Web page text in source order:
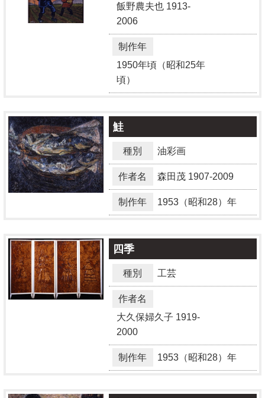
飯野農夫也 1913-
2006
制作年
1950年頃（昭和25年
頃）
鮭
種別 油彩画
作者名 森田茂 1907-2009
制作年 1953（昭和28）年
四季
種別 工芸
作者名
大久保婦久子 1919-
2000
制作年 1953（昭和28）年